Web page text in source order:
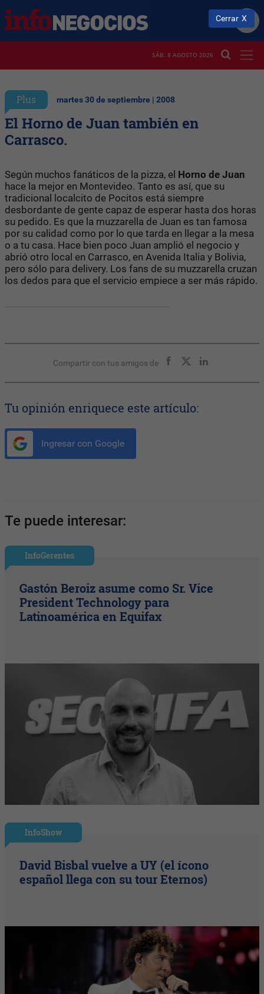
SÁB. 8 AGOSTO 2026
Plus martes 30 de septiembre | 2008
El Horno de Juan también en
Carrasco.
Según muchos fanáticos de la pizza, el Horno de Juan
hace la mejor en Montevideo. Tanto es así, que su
tradicional localcito de Pocitos está siempre
desbordante de gente capaz de esperar hasta dos horas
su pedido. Es que la muzzarella de Juan es tan famosa
por su calidad como por lo que tarda en llegar a la mesa
o a tu casa. Hace bien poco Juan amplió el negocio y
abrió otro local en Carrasco, en Avenida Italia y Bolivia,
pero sólo para delivery. Los fans de su muzzarella cruzan
los dedos para que el servicio empiece a ser más rápido.
Compartir con tus amigos de
Tu opinión enriquece este artículo:
Ingresar con Google
Te puede interesar:
InfoGerentes
Gastón Beroiz asume como Sr. Vice
President Technology para
Latinoamérica en Equifax
InfoShow
David Bisbal vuelve a UY (el ícono
español llega con su tour Eternos)
Cerrar